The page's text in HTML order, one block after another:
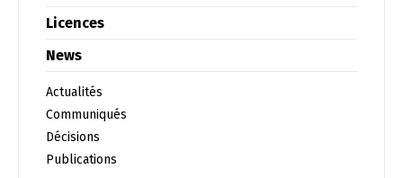
Licences
News
Actualités
Communiqués
Décisions
Publications